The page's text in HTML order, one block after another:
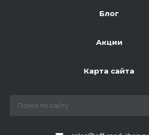
Блог
Акции
Карта сайта